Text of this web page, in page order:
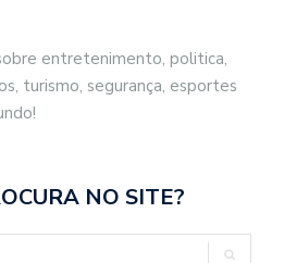
entretenimento, politica,
turismo, segurança, esportes
NO SITE?